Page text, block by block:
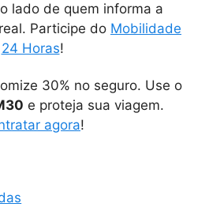
lado de quem informa a
Participe do Mobilidade
24 Horas!
30% no seguro. Use o
e proteja sua viagem.
agora!